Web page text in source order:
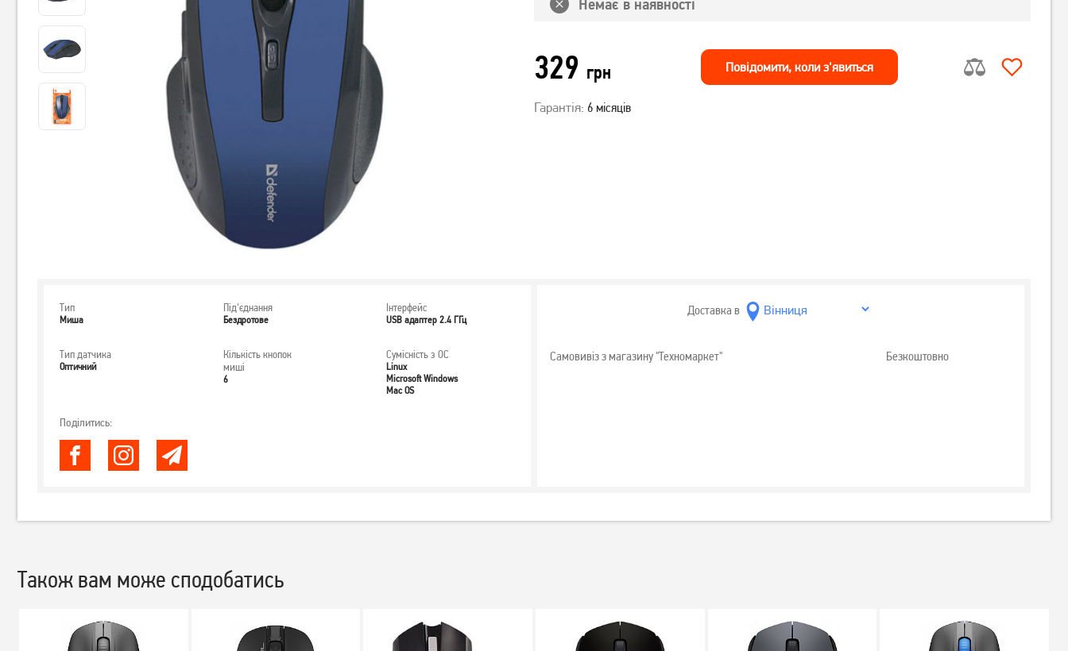
329 грн Повiдомити, коли з'явиться
Гарантія: 6 місяців
Тип
Миша
Під'єднання
Бездротове
Інтерфейс
USB адаптер 2.4 ГГц
Тип датчика
Оптичний
Кількість кнопок
миші
6
Сумісність з ОС
Linux
Microsoft Windows
Mac OS
Поділитись:
Доставка в
Самовивіз з магазину "Техномаркет" Безкоштовно
Також вам може сподобатись